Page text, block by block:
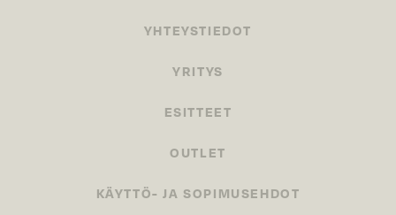
YHTEYSTIEDOT
YRITYS
ESITTEET
OUTLET
KÄYTTÖ- JA SOPIMUSEHDOT